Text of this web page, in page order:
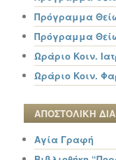
Πρόγραμμα
Πρόγραμμα
Ωράριο Κοιν.
Ωράριο Κοιν.
ΑΠΟΣΤΟΛΙΚΗ
Αγία Γραφή